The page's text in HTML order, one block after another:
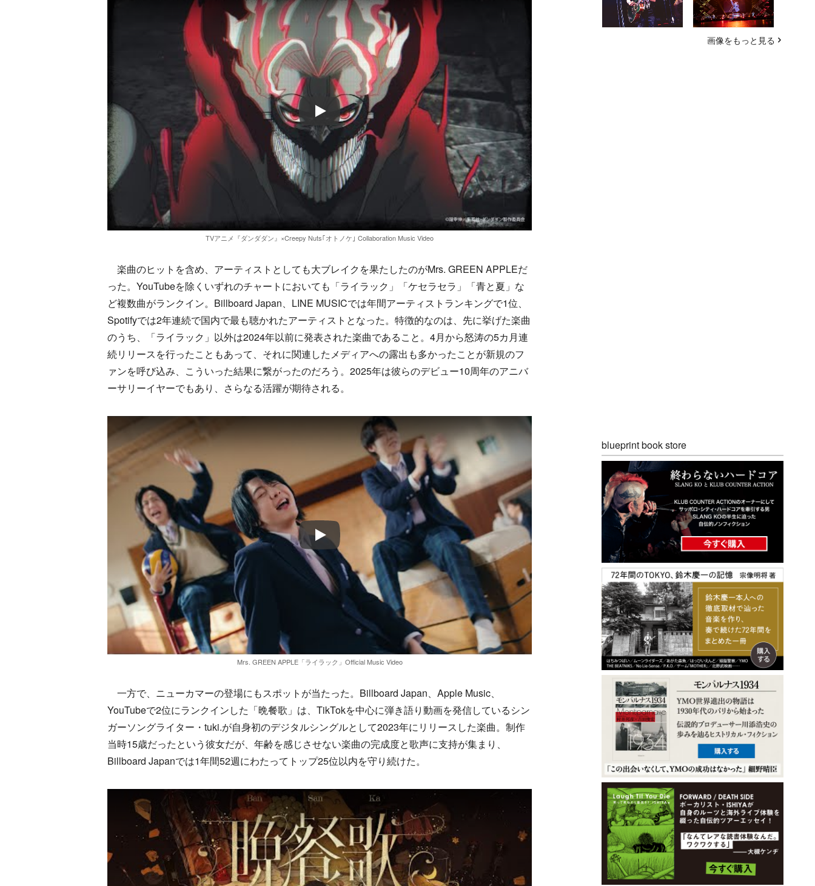
Play
TVアニメ『ダンダダン』×Creepy Nuts｢オトノケ｣ Collaboration Music Video
楽曲のヒットを含め、アーティストとしても大ブレイクを果たしたのがMrs. GREEN APPLEだ
った。YouTubeを除くいずれのチャートにおいても「ライラック」「ケセラセラ」「青と夏」な
ど複数曲がランクイン。Billboard Japan、LINE MUSICでは年間アーティストランキングで1位、
Spotifyでは2年連続で国内で最も聴かれたアーティストとなった。特徴的なのは、先に挙げた楽曲
のうち、「ライラック」以外は2024年以前に発表された楽曲であること。4月から怒涛の5カ月連
続リリースを行ったこともあって、それに関連したメディアへの露出も多かったことが新規のフ
ァンを呼び込み、こういった結果に繋がったのだろう。2025年は彼らのデビュー10周年のアニバ
ーサリーイヤーでもあり、さらなる活躍が期待される。
Play
Mrs. GREEN APPLE「ライラック」Official Music Video
一方で、ニューカマーの登場にもスポットが当たった。Billboard Japan、Apple Music、
YouTubeで2位にランクインした「晩餐歌」は、TikTokを中心に弾き語り動画を発信しているシン
ガーソングライター・tuki.が自身初のデジタルシングルとして2023年にリリースした楽曲。制作
当時15歳だったという彼女だが、年齢を感じさせない楽曲の完成度と歌声に支持が集まり、
Billboard Japanでは1年間52週にわたってトップ25位以内を守り続けた。
画像をもっと見る
blueprint book store